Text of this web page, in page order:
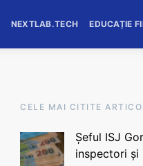
NEXTLAB.TECH EDUCAȚIE
CELE MAI CITITE
Șeful ISJ
inspectori și